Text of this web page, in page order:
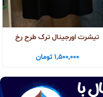
تیشرت اورجینال ترک طرح رخ
1,500,000 تومان